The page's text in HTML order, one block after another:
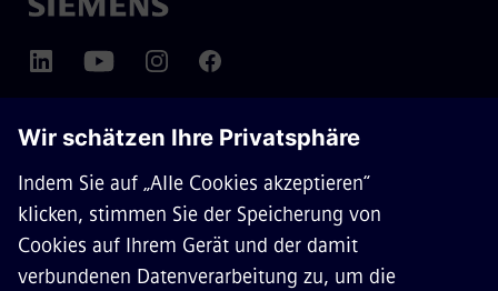
ÜBER SIEMENS MOBILITY
KONTAKT